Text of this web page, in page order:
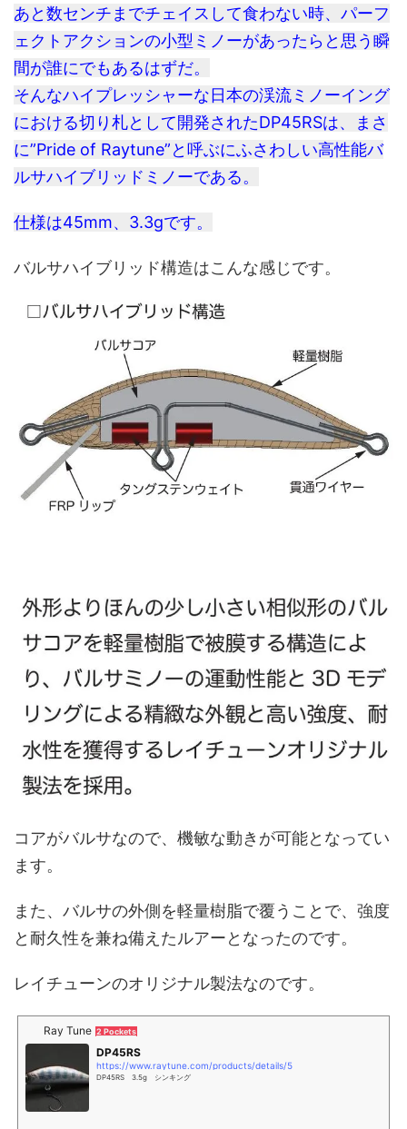
あと数センチまでチェイスして食わない時、パーフ
ェクトアクションの小型ミノーがあったらと思う瞬
間が誰にでもあるはずだ。
そんなハイプレッシャーな日本の渓流ミノーイング
における切り札として開発されたDP45RSは、まさ
に”Pride of Raytune”と呼ぶにふさわしい高性能バ
ルサハイブリッドミノーである。
仕様は45mm、3.3gです。
バルサハイブリッド構造はこんな感じです。
コアがバルサなので、機敏な動きが可能となってい
ます。
また、バルサの外側を軽量樹脂で覆うことで、強度
と耐久性を兼ね備えたルアーとなったのです。
レイチューンのオリジナル製法なのです。
Ray Tune 2 Pockets
DP45RS
https://www.raytune.com/products/details/5
DP45RS 3.5g シンキング